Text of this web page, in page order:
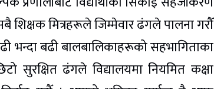
शिक्षक मित्रहरूले जिम्मेवार ढंगले पालना गरौँ
भन्दा बढी बालबालिकाहरूको सहभागिताका
सुरक्षित ढंगले विद्यालयमा नियमित कक्षा